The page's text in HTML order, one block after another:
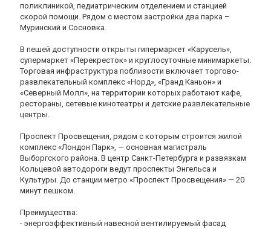
поликлиникой, педиатрическим отделением и станцией
скорой помощи. Рядом с местом застройки два парка –
Муринский и Сосновка.
В пешей доступности открыты гипермаркет «Карусель»,
супермаркет «Перекресток» и круглосуточные минимаркеты.
Торговая инфраструктура поблизости включает торгово-
развлекательный комплекс «Норд», «Гранд Каньон» и
«Северный Молл», на территории которых работают кафе,
рестораны, сетевые кинотеатры и детские развлекательные
центры.
Проспект Просвещения, рядом с которым строится жилой
комплекс «Лондон Парк», — основная магистраль
Выборгского района. В центр Санкт-Петербурга и развязкам
Кольцевой автодороги ведут проспекты Энгельса и
Культуры. До станции метро «Проспект Просвещения» — 20
минут пешком.
Преимущества:
- энергоэффективный навесной вентилируемый фасад